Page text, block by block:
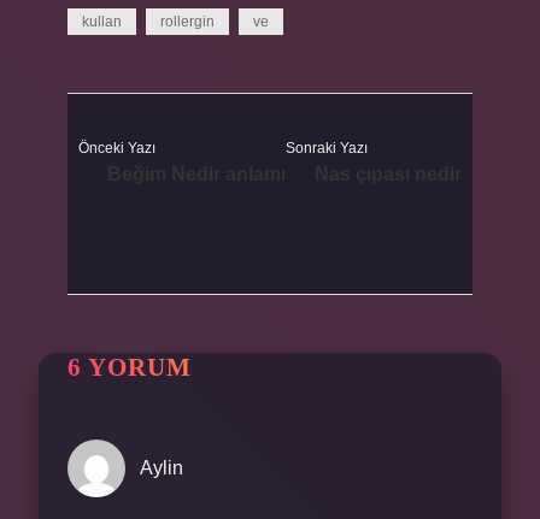
kullan rollergin ve
Önceki Yazı Sonraki Yazı
6 YORUM
Aylin